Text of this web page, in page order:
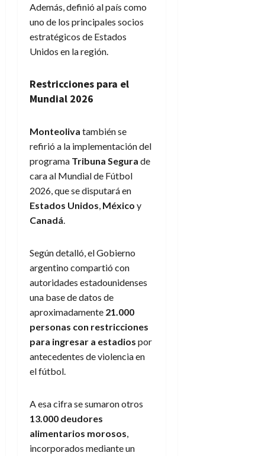
Además, definió al país como
uno de los principales socios
estratégicos de Estados
Unidos en la región.
Restricciones para el
Mundial 2026
Monteoliva también se
refirió a la implementación del
programa Tribuna Segura de
cara al Mundial de Fútbol
2026, que se disputará en
Estados Unidos México y
Canadá
Según detalló, el Gobierno
argentino compartió con
autoridades estadounidenses
una base de datos de
aproximadamente 21.000
personas con restricciones
para ingresar a estadios por
antecedentes de violencia en
el fútbol.
A esa cifra se sumaron otros
13.000 deudores
alimentarios morosos
incorporados mediante un